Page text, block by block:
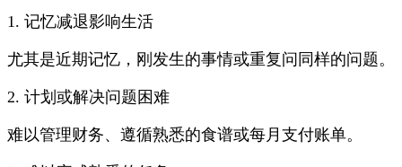
1. 记忆减退影响生活
尤其是近期记忆，刚发生的事情或重复问同样的问题。
2. 计划或解决问题困难
难以管理财务、遵循熟悉的食谱或每月支付账单。